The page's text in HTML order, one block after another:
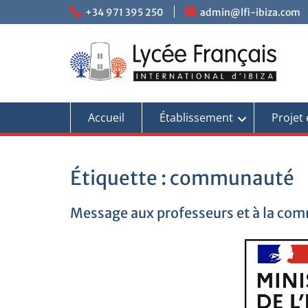
+34 971 395 250 admin@lfi-ibiza.com
Accueil Établissement Projet
Étiquette :communauté
Message aux professeurs et à la